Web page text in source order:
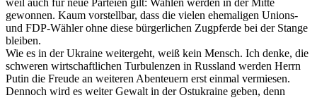
gewonnen. Kaum vorstellbar, dass die vielen ehemaligen Unions-
und FDP-Wähler ohne diese bürgerlichen Zugpferde bei der Stange
bleiben.
Wie es in der Ukraine weitergeht, weiß kein Mensch. Ich denke, die
schweren wirtschaftlichen Turbulenzen in Russland werden Herrn
Putin die Freude an weiteren Abenteuern erst einmal vermiesen.
Dennoch wird es weiter Gewalt in der Ostukraine geben, denn